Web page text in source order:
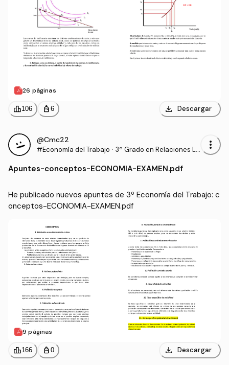
26 páginas
leaderboard106 personal_bag 6 download Descargar
@Cmc22
#Economía del Trabajo · 3º Grado en Relaciones La
os (UCO)
more_vert
Apuntes-conceptos-ECONOMIA-EXAMEN.pdf
He publicado nuevos apuntes de 3º Economía del Trabajo: c
onceptos-ECONOMIA-EXAMEN.pdf
9 páginas
leaderboard166 personal_bag 0 download Descargar